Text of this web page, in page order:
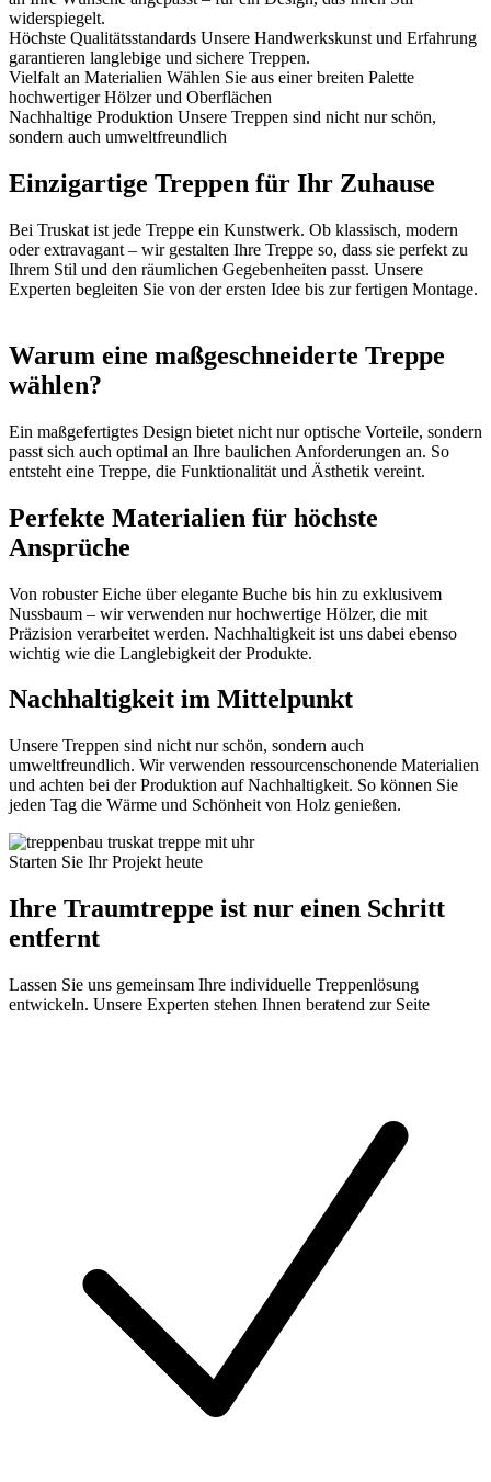
widerspiegelt.
Höchste Qualitätsstandards Unsere Handwerkskunst und Erfahrung
garantieren langlebige und sichere Treppen.
Vielfalt an Materialien Wählen Sie aus einer breiten Palette
hochwertiger Hölzer und Oberflächen
Nachhaltige Produktion Unsere Treppen sind nicht nur schön,
sondern auch umweltfreundlich
Einzigartige Treppen für Ihr Zuhause
Bei Truskat ist jede Treppe ein Kunstwerk. Ob klassisch, modern
oder extravagant – wir gestalten Ihre Treppe so, dass sie perfekt zu
Ihrem Stil und den räumlichen Gegebenheiten passt. Unsere
Experten begleiten Sie von der ersten Idee bis zur fertigen Montage.
Warum eine maßgeschneiderte Treppe
wählen?
Ein maßgefertigtes Design bietet nicht nur optische Vorteile, sondern
passt sich auch optimal an Ihre baulichen Anforderungen an. So
entsteht eine Treppe, die Funktionalität und Ästhetik vereint.
Perfekte Materialien für höchste
Ansprüche
Von robuster Eiche über elegante Buche bis hin zu exklusivem
Nussbaum – wir verwenden nur hochwertige Hölzer, die mit
Präzision verarbeitet werden. Nachhaltigkeit ist uns dabei ebenso
wichtig wie die Langlebigkeit der Produkte.
Nachhaltigkeit im Mittelpunkt
Unsere Treppen sind nicht nur schön, sondern auch
umweltfreundlich. Wir verwenden ressourcenschonende Materialien
und achten bei der Produktion auf Nachhaltigkeit. So können Sie
jeden Tag die Wärme und Schönheit von Holz genießen.
Starten Sie Ihr Projekt heute
Ihre Traumtreppe ist nur einen Schritt
entfernt
Lassen Sie uns gemeinsam Ihre individuelle Treppenlösung
entwickeln. Unsere Experten stehen Ihnen beratend zur Seite